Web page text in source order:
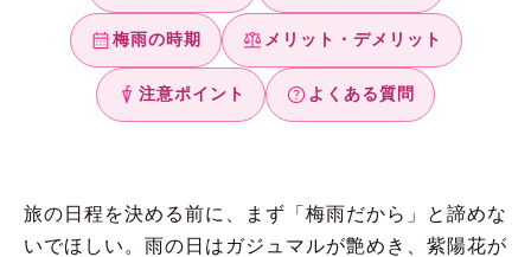
calendar_month 梅雨の時期 balance メリット・デメリット
umbrella 注意ポイント help よくある質問
旅の日程を決める前に、まず「梅雨だから」と諦めな
いでほしい。雨の日はガジュマルが艶めき、紫陽花が